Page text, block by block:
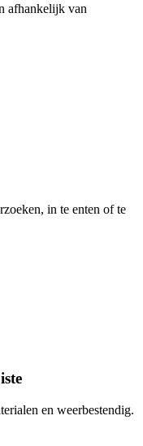
afhankelijk van
in te enten of te
en weerbestendig.